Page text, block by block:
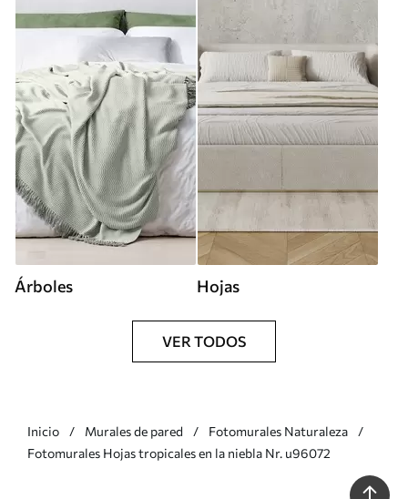
Árboles Hojas
VER TODOS
Inicio Murales de pared
Fotomurales Naturaleza
Fotomurales Hojas tropicales en la niebla Nr. u96072